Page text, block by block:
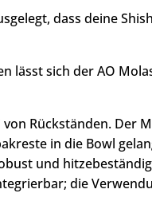
dass deine
lässt sich der AO
Rückständen. Der
in die Bowl
und
die